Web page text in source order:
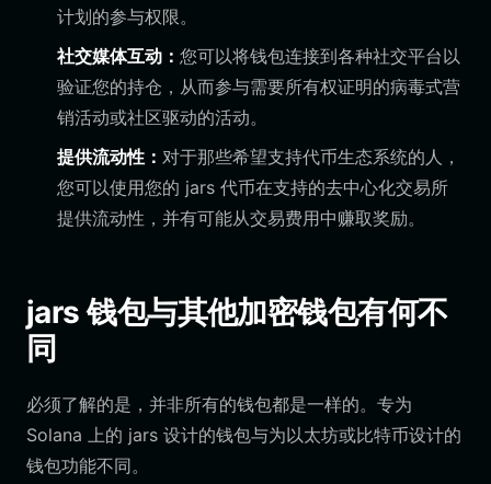
计划的参与权限。
社交媒体互动： 您可以将钱包连接到各种社交平台以
验证您的持仓，从而参与需要所有权证明的病毒式营
销活动或社区驱动的活动。
提供流动性： 对于那些希望支持代币生态系统的人，
您可以使用您的 jars 代币在支持的去中心化交易所
提供流动性，并有可能从交易费用中赚取奖励。
jars 钱包与其他加密钱包有何不
同
必须了解的是，并非所有的钱包都是一样的。专为
Solana 上的 jars 设计的钱包与为以太坊或比特币设计的
钱包功能不同。